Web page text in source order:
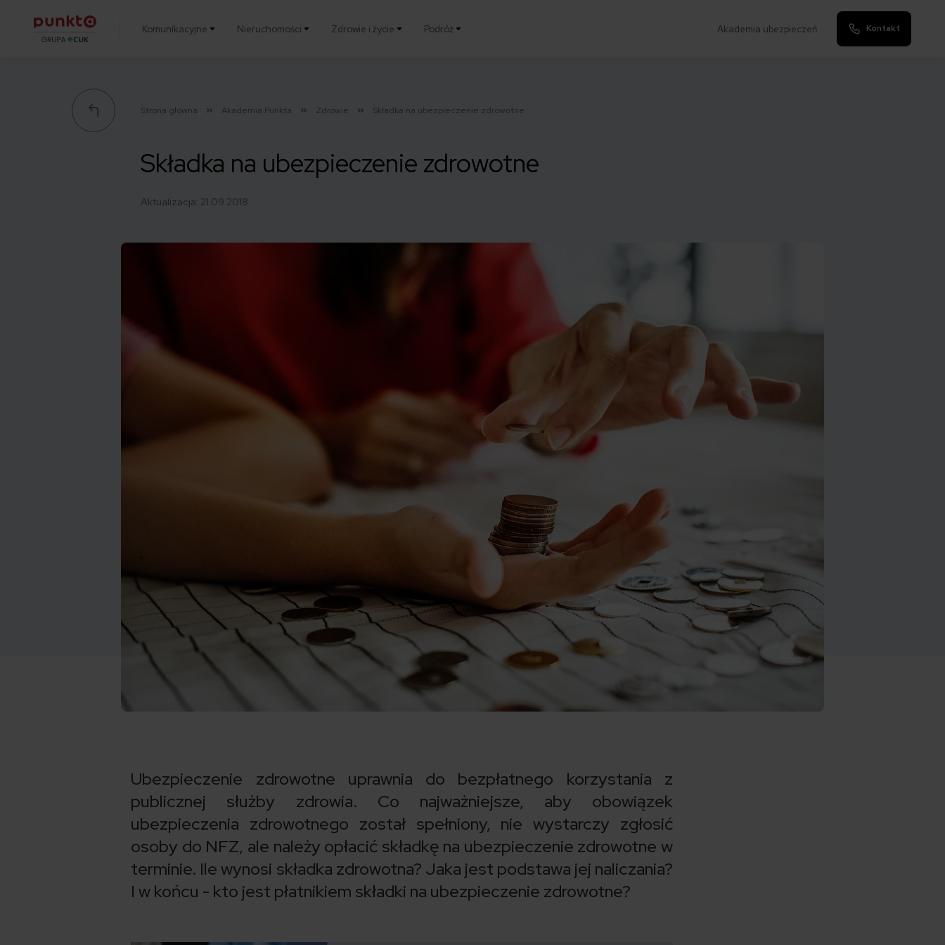
Komunikacyjne Nieruchomości Zdrowie i życie Podróż Akademia ubezpieczeń Kontakt
Strona główna Akademia Punkta Zdrowie Składka na ubezpieczenie zdrowotne
Składka na ubezpieczenie zdrowotne
Aktualizacja: 21.09.2018
Ubezpieczenie zdrowotne uprawnia do bezpłatnego korzystania z
publicznej służby zdrowia. Co najważniejsze, aby obowiązek
ubezpieczenia zdrowotnego został spełniony, nie wystarczy zgłosić
osoby do NFZ, ale należy opłacić składkę na ubezpieczenie zdrowotne w
terminie. Ile wynosi składka zdrowotna? Jaka jest podstawa jej naliczania?
I w końcu - kto jest płatnikiem składki na ubezpieczenie zdrowotne?